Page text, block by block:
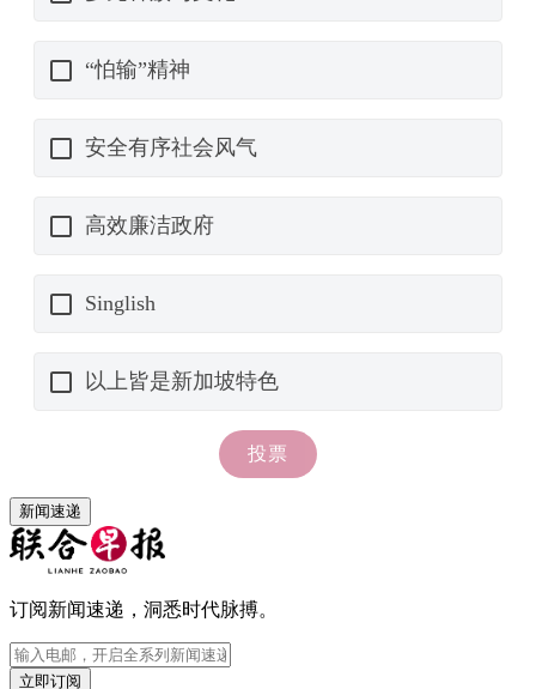
新闻速递
订阅新闻速递，洞悉时代脉搏。
立即订阅